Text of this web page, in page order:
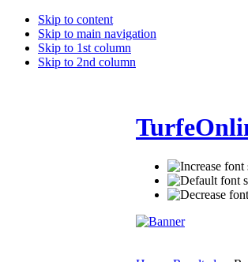
Skip to content
Skip to main navigation
Skip to 1st column
Skip to 2nd column